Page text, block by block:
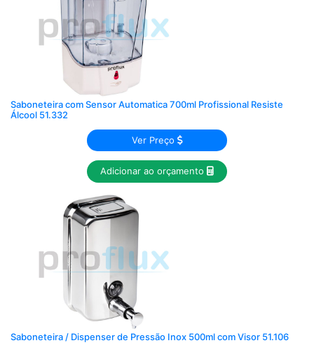
Saboneteira com Sensor Automatica 700ml Profissional Resiste
Álcool 51.332
Ver Preço
Adicionar ao orçamento
Saboneteira / Dispenser de Pressão Inox 500ml com Visor 51.106